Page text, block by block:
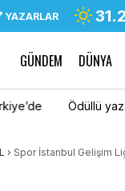
YAZARLAR 31.2
GÜNDEM DÜNYA
Belediyesi
› Spor İstanbul Gelişim